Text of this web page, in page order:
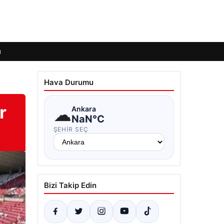
Hava Durumu
☁Ankara
NaN°C
ŞEHIR SEÇ
Bizi Takip Edin